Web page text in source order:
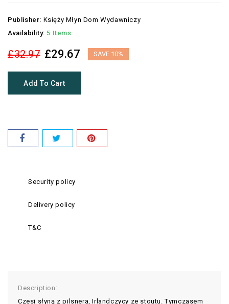
Publisher: Księży Młyn Dom Wydawniczy
Availability: 5 Items
£32.97 £29.67 SAVE 10%
Add To Cart
Security policy
Delivery policy
T&C
Description:
Czesi słyną z pilsnera, Irlandczycy ze stoutu. Tymczasem